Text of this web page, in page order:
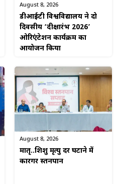
August 8, 2026
डीआईटी विश्वविद्यालय ने दो
दिवसीय ‘दीक्षारंभ 2026’
ओरिएंटेशन कार्यक्रम का
आयोजन किया
August 8, 2026
मातृ..शिशु मृत्यु दर घटाने में
कारगर स्तनपान